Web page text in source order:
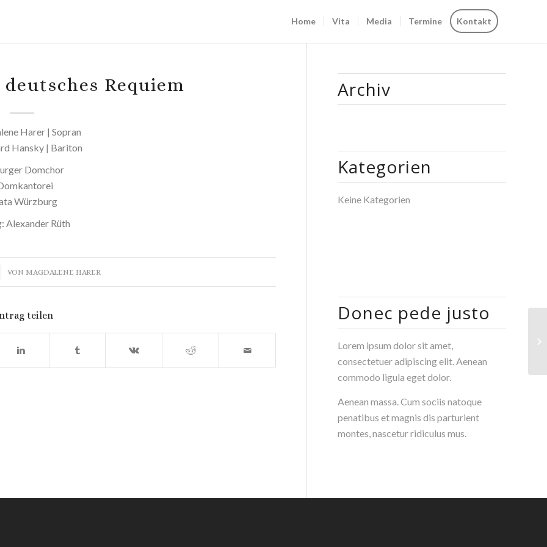
Home Vita Media Termine Kontakt
Requiem
Harer | Sopran
Hansky | Bariton
Domchor
Würzburg
Alexander Rüth
VON MAGDALENE HARER
teilen
Archiv
Kategorien
Keine Kategorien
Donec pede justo
Lorem ipsum dolor sit amet,
consectetuer adipiscing elit. Aenean
commodo ligula eget dolor.
Aenean massa. Cum sociis natoque
penatibus et magnis dis parturient
montes, nascetur ridiculus mus.